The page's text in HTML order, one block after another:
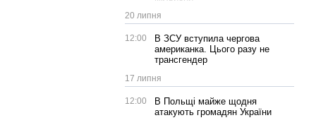
20 липня
12:00
В ЗСУ вступила чергова
американка. Цього разу не
трансгендер
17 липня
12:00
В Польщі майже щодня
атакують громадян України